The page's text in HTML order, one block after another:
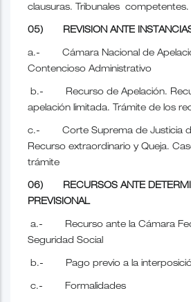
clausuras. Tribunales
05) REVISION ANTE
a.- Cámara Nacional de
Contencioso Administrativo
b.- Recurso de Apelación.
apelación limitada. Trámite de los
c.- Corte Suprema de Justicia
Recurso extraordinario y Queja.
trámite
06) RECURSOS ANTE
PREVISIONAL
a.- Recurso ante la Cámara
Seguridad Social
b.- Pago previo a la
c.- Formalidades